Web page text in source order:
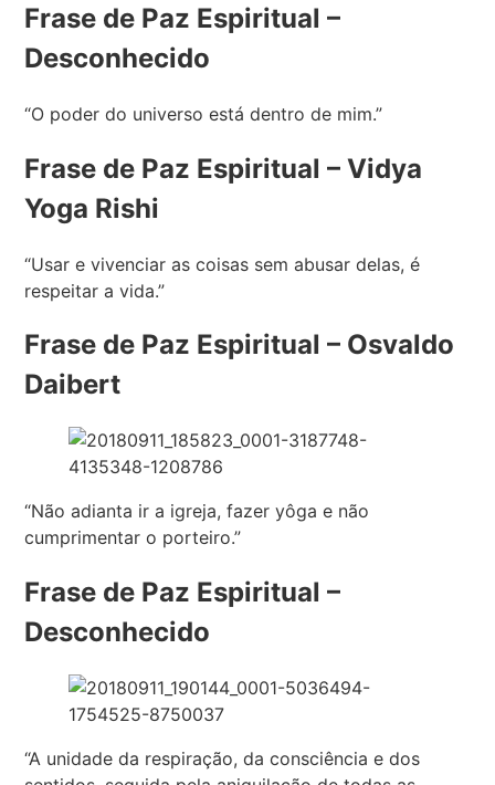
Frase de Paz Espiritual –
Desconhecido
“O poder do universo está dentro de mim.”
Frase de Paz Espiritual– Vidya
Yoga Rishi
“Usar e vivenciar as coisas sem abusar delas, é
respeitar a vida.”
Frase de Paz Espiritual – Osvaldo
Daibert
“Não adianta ir a igreja, fazer yôga e não
cumprimentar o porteiro.”
Frase de Paz Espiritual –
Desconhecido
“A unidade da respiração, da consciência e dos